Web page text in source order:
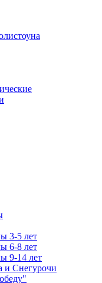
3-5 лет
6-8 лет
9-14 лет
и Снегурочи